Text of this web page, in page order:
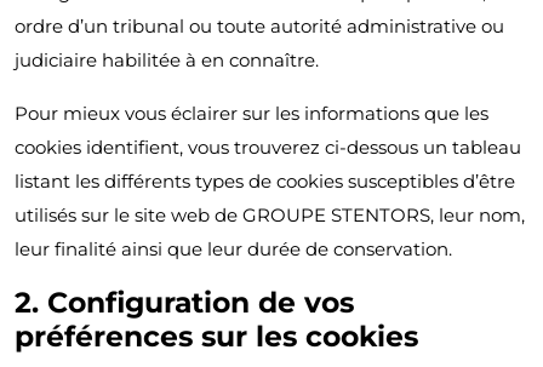
ordre d’un tribunal ou toute autorité administrative ou
judiciaire habilitée à en connaître.
Pour mieux vous éclairer sur les informations que les
cookies identifient, vous trouverez ci-dessous un tableau
listant les différents types de cookies susceptibles d’être
utilisés sur le site web de GROUPE STENTORS, leur nom,
leur finalité ainsi que leur durée de conservation.
2. Configuration de vos
préférences sur les cookies